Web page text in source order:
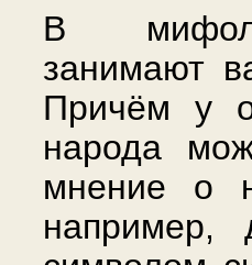
В
занимают
Причём у
народа
мнение о
например,